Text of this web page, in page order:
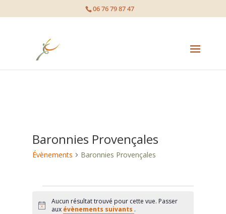
06 76 79 87 47
Baronnies Provençales
Évènements Baronnies Provençales
Évènements
Notice
Aucun résultat trouvé pour cette vue. Passer
aux évènements suivants .